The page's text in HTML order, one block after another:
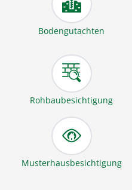
Bodengutachten
Rohbaubesichtigung
Musterhausbesichtigung